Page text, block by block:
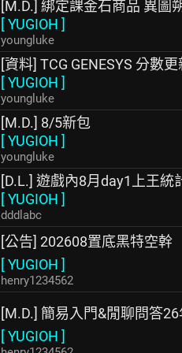
[M.D.] 綁定課金石商品 異圖
[YUGIOH ]
youngluke
[資料] TCG GENESYS 分數更
[YUGIOH ]
youngluke
[M.D.] 8/5新包
[YUGIOH ]
youngluke
[D.L.] 遊戲內8月day1上王統
[YUGIOH ]
dddlabc
[公告] 202608置底黑特空幹
[YUGIOH ]
henry1234562
[M.D.] 簡易入門&閒聊問答
[YUGIOH ]